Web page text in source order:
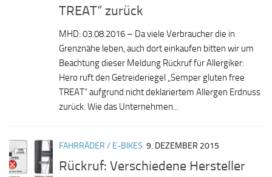
TREAT“ zurück
MHD: 03.08.2016 – Da viele Verbraucher die in
Grenznähe leben, auch dort einkaufen bitten wir um
Beachtung dieser Meldung Rückruf für Allergiker:
Hero ruft den Getreideriegel „Semper gluten free
TREAT“ aufgrund nicht deklariertem Allergen Erdnuss
zurück. Wie das Unternehmen...
FAHRRÄDER / E-BIKES 9. DEZEMBER 2015
Rückruf: Verschiedene Hersteller